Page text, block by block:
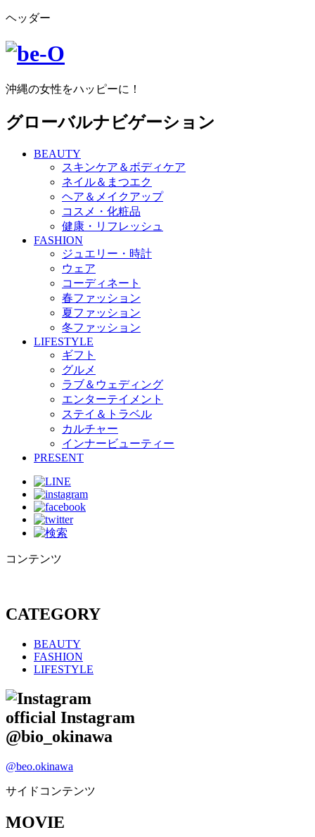
ヘッダー
沖縄の女性をハッピーに！
グローバルナビゲーション
BEAUTY
スキンケア＆ボディケア
ネイル＆まつエク
ヘア＆メイクアップ
コスメ・化粧品
健康・リフレッシュ
FASHION
ジュエリー・時計
ウェア
コーディネート
春ファッション
夏ファッション
冬ファッション
LIFESTYLE
ギフト
グルメ
ラブ＆ウェディング
エンターテイメント
ステイ＆トラベル
カルチャー
インナービューティー
PRESENT
コンテンツ
CATEGORY
BEAUTY
FASHION
LIFESTYLE
official Instagram
@bio_okinawa
@beo.okinawa
サイドコンテンツ
MOVIE